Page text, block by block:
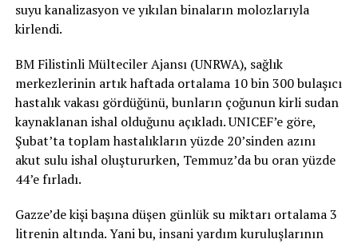
suyu kanalizasyon ve yıkılan binaların molozlarıyla
kirlendi.
BM Filistinli Mülteciler Ajansı (UNRWA), sağlık
merkezlerinin artık haftada ortalama 10 bin 300 bulaşıcı
hastalık vakası gördüğünü, bunların çoğunun kirli sudan
kaynaklanan ishal olduğunu açıkladı. UNICEF’e göre,
Şubat’ta toplam hastalıkların yüzde 20’sinden azını
akut sulu ishal oluştururken, Temmuz’da bu oran yüzde
44’e fırladı.
Gazze’de kişi başına düşen günlük su miktarı ortalama 3
litrenin altında. Yani bu, insani yardım kuruluşlarının